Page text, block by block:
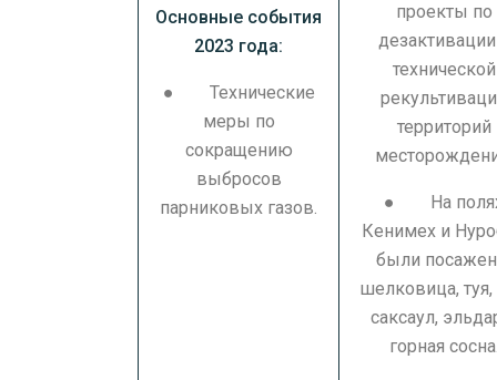
Основные события
2023 года:
● Технические
меры по
сокращению
выбросов
парниковых газов.
проекты по
технической
территорий
● На
Кенимех и
были
шелковица, туя,
саксаул,
горная